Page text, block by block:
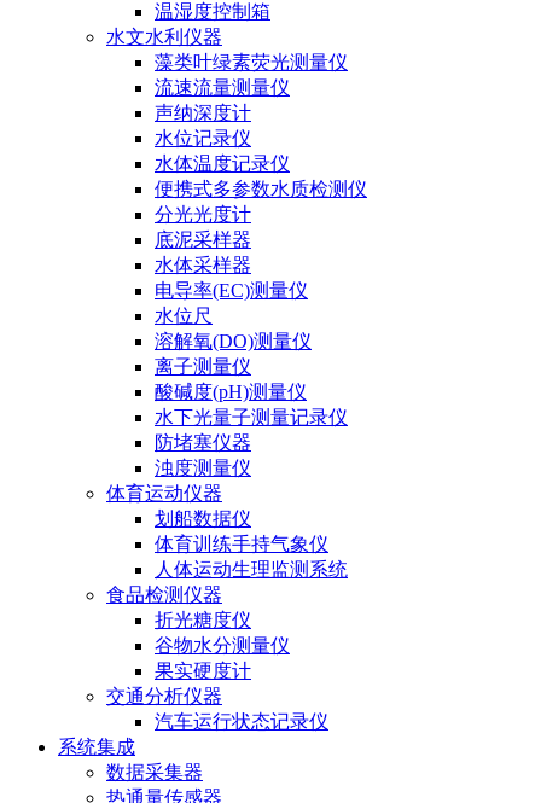
温湿度控制箱
水文水利仪器
藻类叶绿素荧光测量仪
流速流量测量仪
声纳深度计
水位记录仪
水体温度记录仪
便携式多参数水质检测仪
分光光度计
底泥采样器
水体采样器
电导率(EC)测量仪
水位尺
溶解氧(DO)测量仪
离子测量仪
酸碱度(pH)测量仪
水下光量子测量记录仪
防堵塞仪器
浊度测量仪
体育运动仪器
划船数据仪
体育训练手持气象仪
人体运动生理监测系统
食品检测仪器
折光糖度仪
谷物水分测量仪
果实硬度计
交通分析仪器
汽车运行状态记录仪
系统集成
数据采集器
热通量传感器